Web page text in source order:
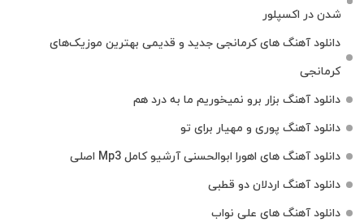
شدن در اکسپلور
دانلود آهنگ‌ های کرمانجی جدید و قدیمی بهترین موزیک‌های
کرمانجی
دانلود آهنگ بزار برو نمیخوریم ما به درد هم
دانلود آهنگ پوری و مهیار برای تو
دانلود آهنگ های اهورا ابوالحسنی آرشیو کامل Mp3 اصلی
دانلود آهنگ اردلان دو قطبی
دانلود آهنگ های علی نواب